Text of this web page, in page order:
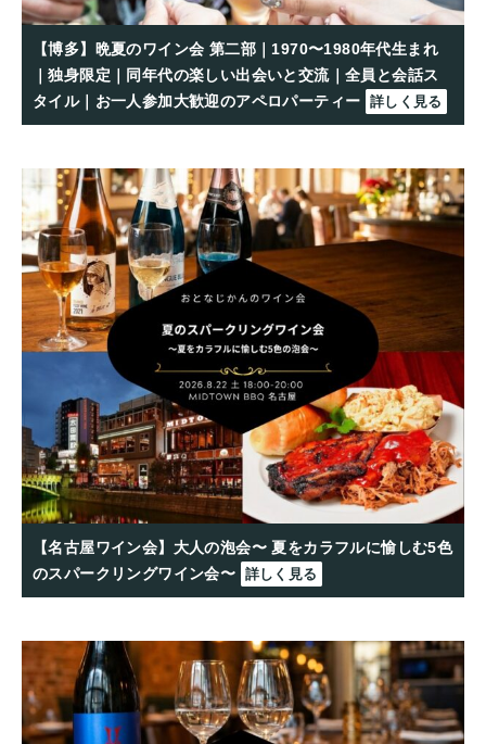
【博多】晩夏のワイン会 第二部｜1970〜1980年代生まれ
｜独身限定｜同年代の楽しい出会いと交流｜全員と会話ス
タイル｜お一人参加大歓迎のアペロパーティー 詳しく見る
【名古屋ワイン会】大人の泡会〜 夏をカラフルに愉しむ5色
のスパークリングワイン会〜 詳しく見る